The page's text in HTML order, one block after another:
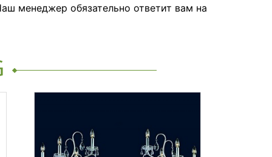
менеджер обязательно ответит вам на